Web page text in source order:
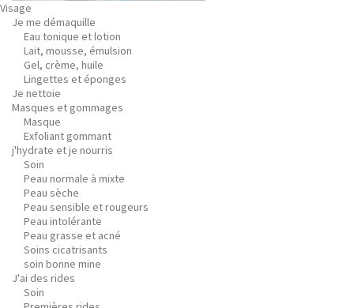
Visage
Je me démaquille
Eau tonique et lotion
Lait, mousse, émulsion
Gel, crème, huile
Lingettes et éponges
Je nettoie
Masques et gommages
Masque
Exfoliant gommant
j'hydrate et je nourris
Soin
Peau normale à mixte
Peau sèche
Peau sensible et rougeurs
Peau intolérante
Peau grasse et acné
Soins cicatrisants
soin bonne mine
J'ai des rides
Soin